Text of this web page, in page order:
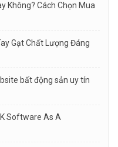
Không? Cách Chọn Mua
Gạt Chất Lượng Đáng
bất động sản uy tín
Software As A